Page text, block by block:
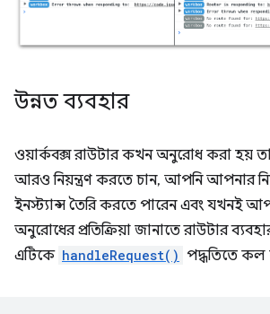
উন্নত ব্যবহার
ওয়ার্কবক্স রাউটার কখন অনুরোধ করা হয়
আরও নিয়ন্ত্রণ করতে চান, আপনি আপনার
ইনস্ট্যান্স তৈরি করতে পারেন এবং যখনই
অনুরোধের প্রতিক্রিয়া জানাতে রাউটার
এটিকে handleRequest() পদ্ধতিতে কল